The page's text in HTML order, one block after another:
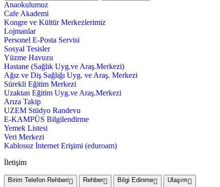
Anaokulumuz
Cafe Akademi
Kongre ve Kültür Merkezlerimiz
Lojmanlar
Personel E-Posta Servisi
Sosyal Tesisler
Yüzme Havuzu
Hastane (Sağlık Uyg.ve Araş.Merkezi)
Ağız ve Diş Sağlığı Uyg. ve Araş. Merkezi
Sürekli Eğitim Merkezi
Uzaktan Eğitim Uyg.ve Araş.Merkezi
Arıza Takip
UZEM Stüdyo Randevu
E-KAMPÜS Bilgilendirme
Yemek Listesi
Veri Merkezi
Kablosuz İnternet Erişimi (eduroam)
İletişim
Birim Telefon Rehberi Rehber Bilgi Edinme Ulaşım